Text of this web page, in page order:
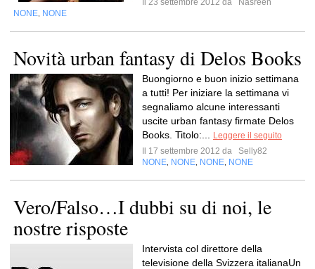
Il 23 settembre 2012 da
Nasreen
NONE NONE
Novità urban fantasy di Delos Books
Buongiorno e buon inizio settimana
a tutti! Per iniziare la settimana vi
segnaliamo alcune interessanti
uscite urban fantasy firmate Delos
Books. Titolo:...
Leggere il seguito
Il 17 settembre 2012 da
Selly82
NONE NONE NONE NONE
Vero/Falso…I dubbi su di noi, le
nostre risposte
Intervista col direttore della
televisione della Svizzera italianaUn